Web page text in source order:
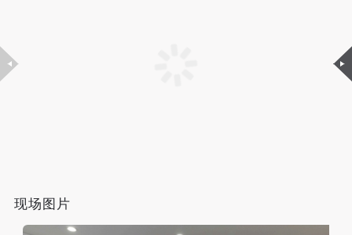
现场图片
主。
内○3由中央美术学院公共教育部策划或执行的一切活
动。
主。
内○3由中央美术学院公共教育部策划或执行的一切活
动。
主。
内○3由中央美术学院公共教育部策划或执行的一切活
动。